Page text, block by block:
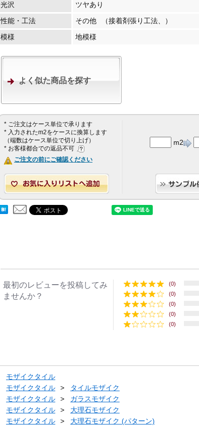
光沢
ツヤあり
性能・工法
その他
（接着剤張り工法、）
模様
地模様
よく似た商品を探す
* ご注文はケース単位で承ります
* 入力されたm2をケースに換算します
（端数はケース単位で切り上げ）
* お客様都合での返品不可
ご注文の前にご確認ください
m2
最初のレビューを投稿してみ
ませんか？
(0)
(0)
(0)
(0)
(0)
モザイクタイル
モザイクタイル
タイルモザイク
モザイクタイル
ガラスモザイク
モザイクタイル
大理石モザイク
モザイクタイル
大理石モザイク (パターン)